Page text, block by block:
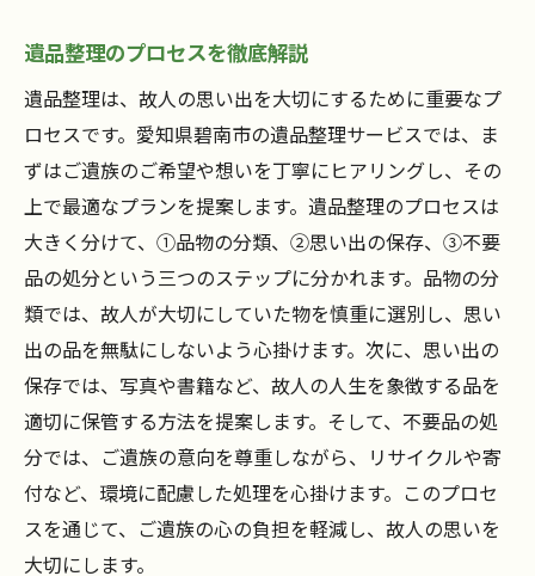
遺品整理のプロセスを徹底解説
遺品整理は、故人の思い出を大切にするために重要なプ
ロセスです。愛知県碧南市の遺品整理サービスでは、ま
ずはご遺族のご希望や想いを丁寧にヒアリングし、その
上で最適なプランを提案します。遺品整理のプロセスは
大きく分けて、①品物の分類、②思い出の保存、③不要
品の処分という三つのステップに分かれます。品物の分
類では、故人が大切にしていた物を慎重に選別し、思い
出の品を無駄にしないよう心掛けます。次に、思い出の
保存では、写真や書籍など、故人の人生を象徴する品を
適切に保管する方法を提案します。そして、不要品の処
分では、ご遺族の意向を尊重しながら、リサイクルや寄
付など、環境に配慮した処理を心掛けます。このプロセ
スを通じて、ご遺族の心の負担を軽減し、故人の思いを
大切にします。